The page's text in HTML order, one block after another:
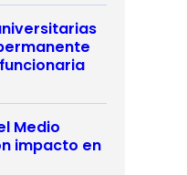
Medio
impacto en